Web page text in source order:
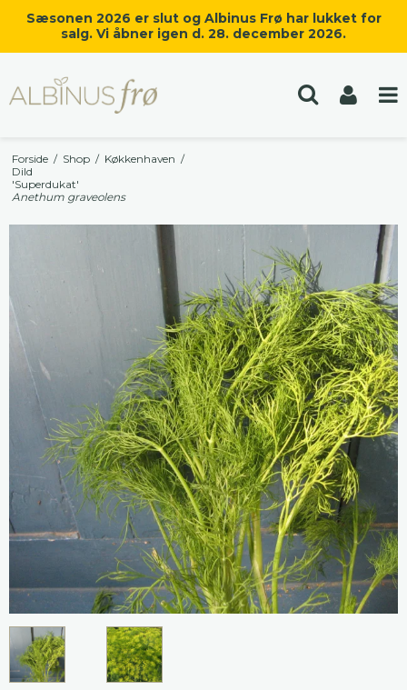
Sæsonen 2026 er slut og Albinus Frø har lukket for
salg. Vi åbner igen d. 28. december 2026.
Forside / Shop / Køkkenhaven /
Dild
'Superdukat'
Anethum graveolens